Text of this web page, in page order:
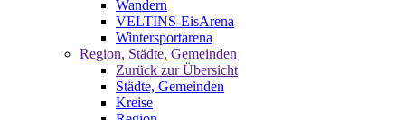
Wandern
VELTINS-EisArena
Wintersportarena
Region, Städte, Gemeinden
Zurück zur Übersicht
Städte, Gemeinden
Kreise